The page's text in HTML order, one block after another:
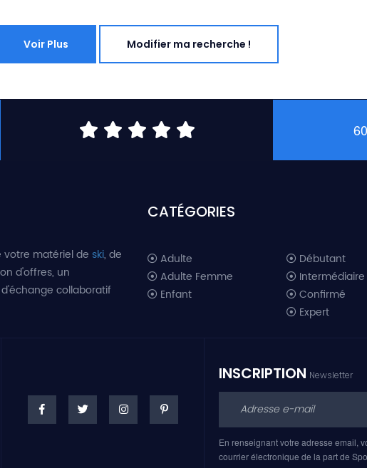
Voir Plus Modifier ma recherche !
matériel de ski, de
d'offres, un
collaboratif
CATÉGORIES
Adulte
Adulte Femme
Enfant
Débutant
Intermédiaire
Confirmé
Expert
INSCRIPTION Newsletter
En renseignant votre adresse email,
courrier électronique de la part de